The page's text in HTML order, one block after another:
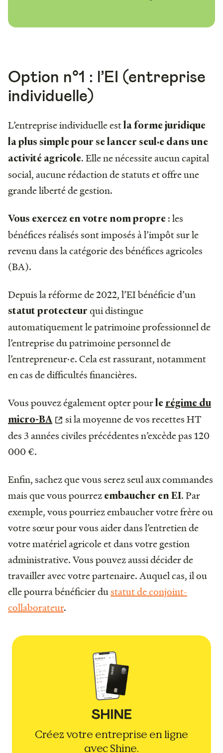
Option n°1 : l’EI (entreprise
individuelle)
L’entreprise individuelle estla forme juridique
la plus simple pour se lancer seul·e dans une
activité agricole. Elle ne nécessite aucun capital
social, aucune rédaction de statuts et offre une
grande liberté de gestion.
Vous exercez en votre nom propre : les
bénéfices réalisés sont imposés à l’impôt sur le
revenu dans la catégorie des bénéfices agricoles
(BA).
Depuis la réforme de 2022, l’EI bénéficie d’un
statut protecteur qui distingue
automatiquement le patrimoine professionnel de
l’entreprise du patrimoine personnel de
l’entrepreneur·e. Cela est rassurant, notamment
en cas de difficultés financières.
Vous pouvez également opter pourle régime du
micro-BA
si la moyenne de vos recettes HT
des 3 années civiles précédentes n’excède pas 120
000 €.
Enfin, sachez que vous serez seul aux commandes
mais que vous pourrez embaucher en EI. Par
exemple, vous pourriez embaucher votre frère ou
votre sœur pour vous aider dans l’entretien de
votre matériel agricole et dans votre gestion
administrative. Vous pouvez aussi décider de
travailler avec votre partenaire. Auquel cas, il ou
elle pourra bénéficier dustatut de conjoint-
collaborateur.
Créez votre entreprise en ligne
avec Shine.